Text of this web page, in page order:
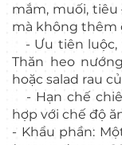
mắm, muối,
mà không thêm
- Ưu tiên luộc,
Thăn heo
hoặc salad rau
- Hạn chế
hợp với chế độ
- Khẩu phần: